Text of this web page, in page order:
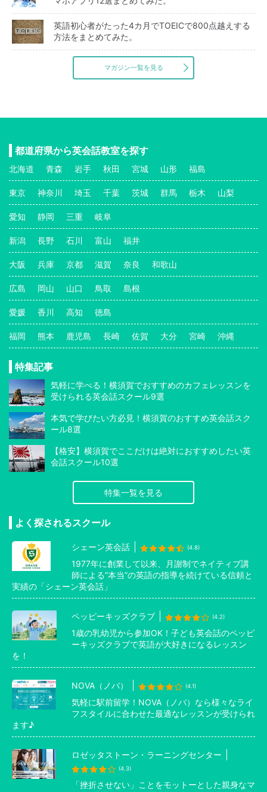
英語初心者がたった4カ月でTOEICで800点越えする
方法をまとめてみた。
マガジン一覧を見る
都道府県から英会話教室を探す
北海道 青森 岩手 秋田 宮城 山形 福島
東京 神奈川 埼玉 千葉 茨城 群馬 栃木 山梨
愛知 静岡 三重 岐阜
新潟 長野 石川 富山 福井
大阪 兵庫 京都 滋賀 奈良 和歌山
広島 岡山 山口 鳥取 島根
愛媛 香川 高知 徳島
福岡 熊本 鹿児島 長崎 佐賀 大分 宮崎 沖縄
特集記事
気軽に学べる！横須賀でおすすめのカフェレッスンを
受けられる英会話スクール9選
本気で学びたい方必見！横須賀のおすすめ英会話スク
ール8選
【格安】横須賀でここだけは絶対におすすめしたい英
会話スクール10選
特集一覧を見る
よく探されるスクール
シェーン英会話 (4.8)
1977年に創業して以来、月謝制でネイティブ講
師による”本当”の英語の指導を続けている信頼と
実績の「シェーン英会話」
ペッピーキッズクラブ (4.2)
1歳の乳幼児から参加OK！子ども英会話のペッピ
ーキッズクラブで英語が大好きになるレッスン
を！
NOVA（ノバ） (4.1)
気軽に駅前留学！NOVA（ノバ）なら様々なライ
フスタイルに合わせた最適なレッスンが受けられ
ます♪
ロゼッタストーン・ラーニングセンター
(4.3)
「挫折させない」ことをモットーとした親身なマ